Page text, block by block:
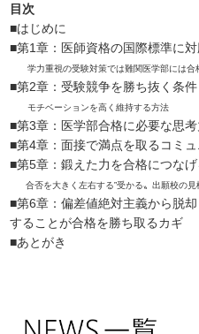
目次
■はじめに
■第1章：医師資格の国際標準に
学力重視の受験対策では難関医学部には合
■第2章：受験競争を勝ち抜く条件
モチベーションを高く維持する方法
■第3章：医学部合格に必要な思
■第4章：面接で満点を取るコミ
■第5章：鍛えた力を合格につなげ
合否を大きく左右する‟受かる〟出願校の見
■第6章：偏差値絶対主義から脱
することが合格を勝ち取るカギ
■あとがき